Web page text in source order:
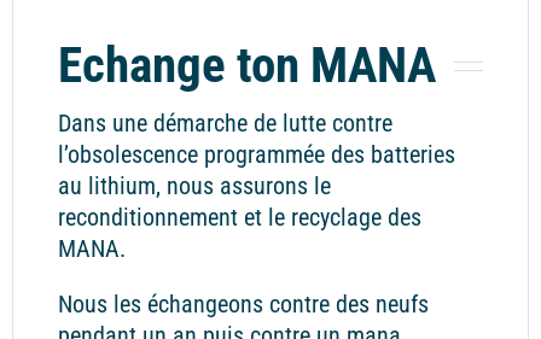
Echange ton MANA
Dans une démarche de lutte contre
l’obsolescence programmée des batteries
au lithium, nous assurons le
reconditionnement et le recyclage des
MANA.
Nous les échangeons contre des neufs